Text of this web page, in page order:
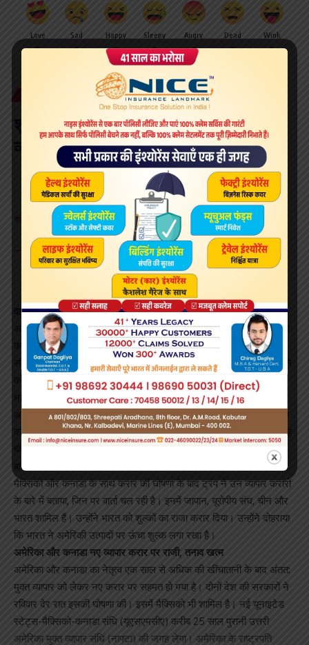
Love
0
Sad
0
Happy
0
Sleepy
0
Angry
0
Dead
0
Wink
0
शुल्कों का राजा भारत अमेरिका से तत्काल
व्यापार करार चाहता हैः डोनाल्ड ट्रंप
Last updated: October 2, 2018 7:49 am
Surabhi Saloni
4 Min Read
File Photo
वाशिंगटन:अमेरिकी राष्ट्रपति डोनाल्ड ट्रंप ने सोमवार को कहा कि भारत
अमेरिका के साथ ‘तत्काल’ व्यापार करार करना चाहता है। ट्रंप ने मैक्सिको और
कनाडा के साथ नए व्यापार करार की घोषणा के लिए व्हाइट हाउस में आयोजित
संवाददाता सम्मेलन में कहा, भारत अमेरिका के साथ ‘तत्काल’ व्यापार करार करने
को इच्छुक है। हालांकि उन्होंने अमेरिकी उत्पादों पर ऊंचा शुल्क रखने के लिए
भारत की आलोचना भी की।
अमेरिकी राष्ट्रपति ने पिछले हफ्ते भी कहा था कि भारत अमेरिका के साथ व्यापार
करना चाहता है। लेकिन सोमवार को उनके बयान में एक और चीज जुड़ गई। यह
चीज थी ‘तत्काल’। उन्होंने कहा कि भारत व्यापार करार के संबंध में ‘तत्काल’
बातचीत करना चाहता है।
मैक्सिको और कनाडा के साथ करार की घोषणा के बाद ट्रंप ने उन व्यापार करारों
के बारे में बताया, जिन पर वार्ता चल रही है। इनमें जापान, यूरोपीय संघ, चीन और
भारत शामिल हैं। उन्होंने भारत को शुल्कों का राजा करार दिया। उन्होंने दोहराया
कि भारत ने अमेरिकी उत्पादों पर ऊंचा शुल्क लगा रखा है।
अमेरिका और कनाडा नए व्यापार करार पर राजी, तनाव खत्म
अमेरिका और कनाडा का नेतृत्व एक साल से अधिक की खींचातानी के बाद अंतत:
मुक्त व्यापार को लेकर नए करार पर सहमत हो गया है। दोनों देश की सरकारों ने
रविवार देर रात इसकी घोषणा की। इसमें मैक्सिको भी शामिल है। नई यूनाइटेड
स्टेट्स-मैक्सिको-कनाडा संधि (यूएसएमसीए) करीब 25 साल पुरानी उत्तरी
अमेरिका मुक्त व्यापार संधि (नाफ्टा) की जगह लेगा। अमेरिका के राष्ट्रपति